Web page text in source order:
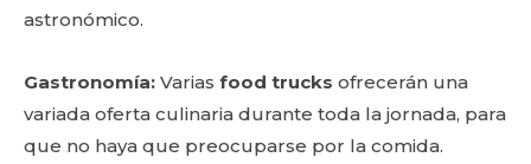
astronómico.
Gastronomía: Varias food trucks ofrecerán una
variada oferta culinaria durante toda la jornada, para
que no haya que preocuparse por la comida.